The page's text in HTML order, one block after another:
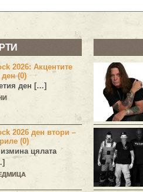
2026: Акцентите
ден (0)
ден […]
2026 ден втори –
(0)
цялата